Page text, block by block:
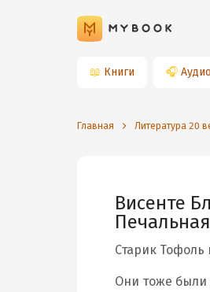
📖 Книги 🎧
Главная Литература 20
Висенте
Старик
Они тоже были